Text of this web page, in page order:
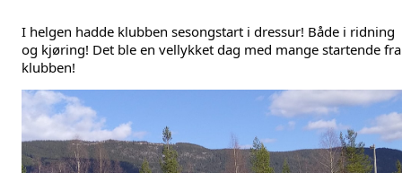
I helgen hadde klubben sesongstart i dressur! Både i ridning
og kjøring! Det ble en vellykket dag med mange startende fra
klubben!